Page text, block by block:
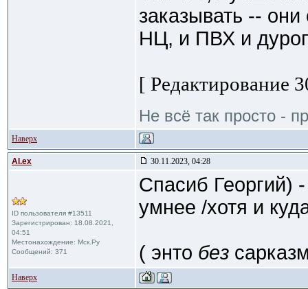
заказывать --
НЦ, и ПВХ и
[ Редактирование
Не всё так просто -
Наверх
Al.ex 30.11.2023, 04:28
ID пользователя #13511
Зарегистрирован: 18.08.2021,
04:51
Местонахождение: Мск.Ру
Сообщений: 371
Спасиб
умнее /хотя и
( энто без
Наверх